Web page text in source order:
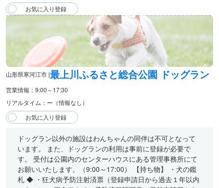
山形県寒河江市 |最上川ふるさと総合公園 ドッグラン
営業情報：9:00～17:30
リアルタイム：ー（情報なし）
ドッグラン以外の施設はわんちゃんの同伴は不可となって
います。 また、ドッグランの利用は事前に登録が必要で
す。 受付は公園内のセンターハウスにある管理事務所にて
お願いいたします。（9:00～17:00） 【持ち物】 ・犬の鑑
札 ◆ ・狂犬病予防注射済票（登録申請日から過去１年以内